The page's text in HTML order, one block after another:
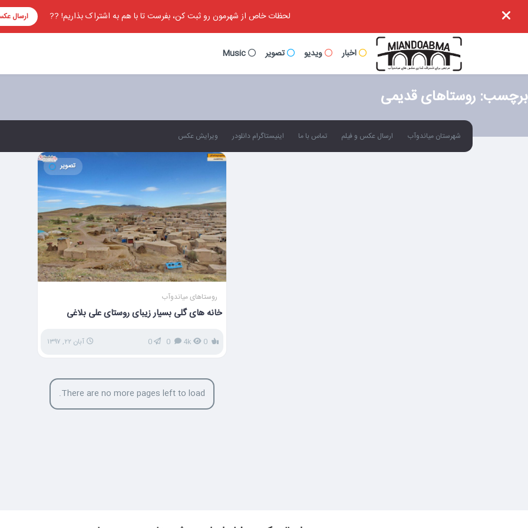
لحظات خاص از شهرمون رو ثبت کن، بفرست تا با هم به اشتراک بذاریم! ?? ارسال
اخبار ویدیو تصویر Music
برچسب: روستاهای قدیمی
شهرستان میاندوآب ارسال عکس و فیلم تماس با ما اینیستاگرام دانلودر ویرایش عکس
تصویر
روستاهای میاندوآب
خانه های گلی بسیار زیبای روستای علی بلاغی
0
4k
0
0 آبان ۲۲, ۱۳۹۷
There are no more pages left to load.